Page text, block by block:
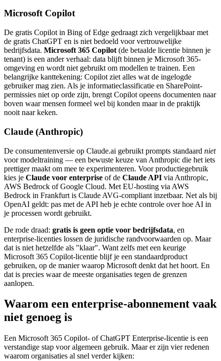
Microsoft Copilot
De gratis Copilot in Bing of Edge gedraagt zich vergelijkbaar met
de gratis ChatGPT en is niet bedoeld voor vertrouwelijke
bedrijfsdata. Microsoft 365 Copilot (de betaalde licentie binnen je
tenant) is een ander verhaal: data blijft binnen je Microsoft 365-
omgeving en wordt niet gebruikt om modellen te trainen. Een
belangrijke kanttekening: Copilot ziet alles wat de ingelogde
gebruiker mag zien. Als je informatieclassificatie en SharePoint-
permissies niet op orde zijn, brengt Copilot opeens documenten naar
boven waar mensen formeel wel bij konden maar in de praktijk
nooit naar keken.
Claude (Anthropic)
De consumentenversie op Claude.ai gebruikt prompts standaard niet
voor modeltraining — een bewuste keuze van Anthropic die het iets
prettiger maakt om mee te experimenteren. Voor productiegebruik
kies je Claude voor enterprise of de Claude API via Anthropic,
AWS Bedrock of Google Cloud. Met EU-hosting via AWS
Bedrock in Frankfurt is Claude AVG-compliant inzetbaar. Net als bij
OpenAI geldt: pas met de API heb je echte controle over hoe AI in
je processen wordt gebruikt.
De rode draad: gratis is geen optie voor bedrijfsdata, en
enterprise-licenties lossen de juridische randvoorwaarden op. Maar
dat is niet hetzelfde als "klaar". Want zelfs met een keurige
Microsoft 365 Copilot-licentie blijf je een standaardproduct
gebruiken, op de manier waarop Microsoft denkt dat het hoort. En
dat is precies waar de meeste organisaties tegen de grenzen
aanlopen.
Waarom een enterprise-abonnement vaak
niet genoeg is
Een Microsoft 365 Copilot- of ChatGPT Enterprise-licentie is een
verstandige stap voor algemeen gebruik. Maar er zijn vier redenen
waarom organisaties al snel verder kijken: